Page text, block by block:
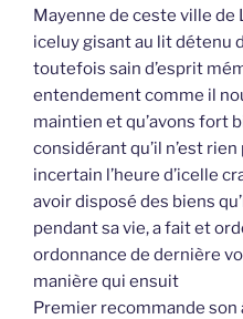
Mayenne de ceste ville de
iceluy gisant au lit détenu
toutefois sain d’esprit
entendement comme il
maintien et qu’avons fort
considérant qu’il n’est
incertain l’heure d’icelle
avoir disposé des biens
pendant sa vie, a fait et
ordonnance de dernière
manière qui ensuit
Premier recommande son